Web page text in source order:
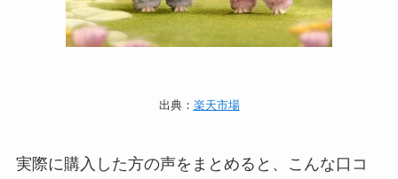
出典： 楽天市場
実際に購入した方の声をまとめると、こんな口コ